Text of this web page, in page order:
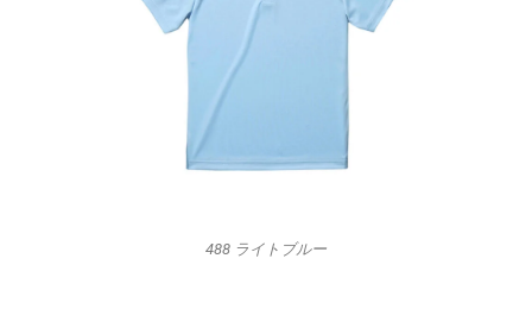
488 ライトブルー